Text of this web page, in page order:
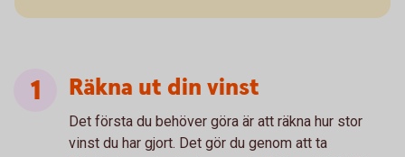
Räkna ut din vinst
Det första du behöver göra är att räkna hur stor
vinst du har gjort. Det gör du genom att ta